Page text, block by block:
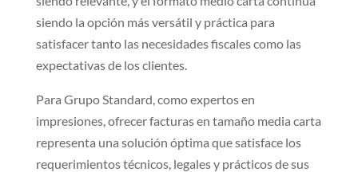
siendo la opción más versátil y práctica para
satisfacer tanto las necesidades fiscales como las
expectativas de los clientes.
Para Grupo Standard, como expertos en
impresiones, ofrecer facturas en tamaño media carta
representa una solución óptima que satisface los
requerimientos técnicos, legales y prácticos de sus